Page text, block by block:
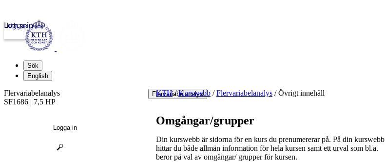
kth.se
Logga in
Sök
English
Flervariabelanalys
KTH / Kurswebb / Flervariabelanalys /Övrigt innehåll
Omgångar/grupper
Din kurswebb är sidorna för en kurs du prenumererar på. På din kurswebb
hittar du både allmän information för hela kursen samt ett urval som bl.a.
beror på val av omgångar/ grupper för kursen.
Flervariabelanalys
SF1686 | 7,5 HP
Logga in